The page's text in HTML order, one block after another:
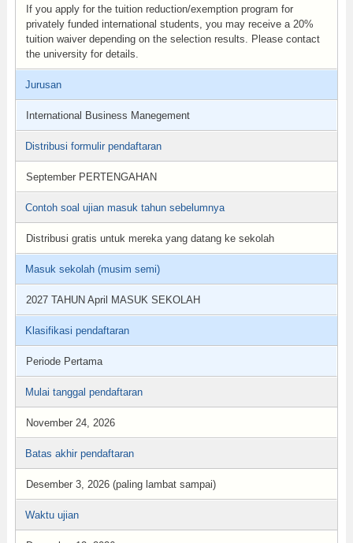
If you apply for the tuition reduction/exemption program for
privately funded international students, you may receive a 20%
tuition waiver depending on the selection results. Please contact
the university for details.
Jurusan
International Business Manegement
Distribusi formulir pendaftaran
September PERTENGAHAN
Contoh soal ujian masuk tahun sebelumnya
Distribusi gratis untuk mereka yang datang ke sekolah
Masuk sekolah (musim semi)
2027 TAHUN April MASUK SEKOLAH
Klasifikasi pendaftaran
Periode Pertama
Mulai tanggal pendaftaran
November 24, 2026
Batas akhir pendaftaran
Desember 3, 2026 (paling lambat sampai)
Waktu ujian